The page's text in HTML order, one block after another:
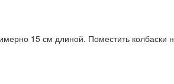
15 см длиной. Поместить колбаски